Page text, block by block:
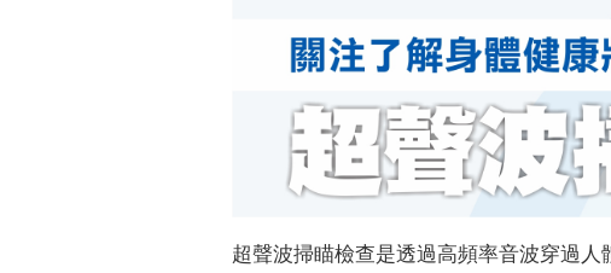
超聲波掃瞄檢查是透過高頻率音波穿過